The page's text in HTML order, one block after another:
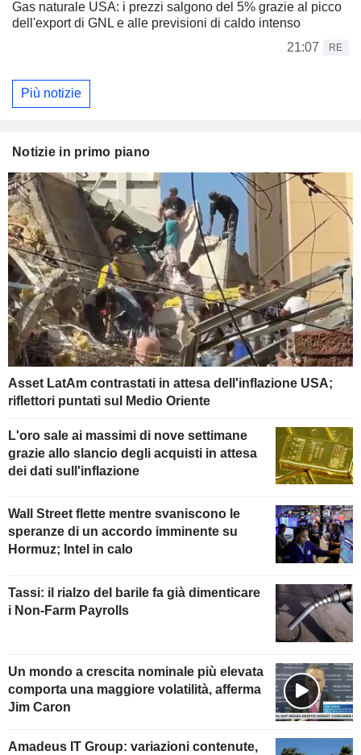
Gas naturale USA: i prezzi salgono del 5% grazie al picco
dell'export di GNL e alle previsioni di caldo intenso
21:07
RE
Più notizie
Notizie in primo piano
Asset LatAm contrastati in attesa dell'inflazione USA;
riflettori puntati sul Medio Oriente
L'oro sale ai massimi di nove settimane
grazie allo slancio degli acquisti in attesa
dei dati sull'inflazione
Wall Street flette mentre svaniscono le
speranze di un accordo imminente su
Hormuz; Intel in calo
Tassi: il rialzo del barile fa già dimenticare
i Non-Farm Payrolls
Un mondo a crescita nominale più elevata
comporta una maggiore volatilità, afferma
Jim Caron
Amadeus IT Group: variazioni contenute,